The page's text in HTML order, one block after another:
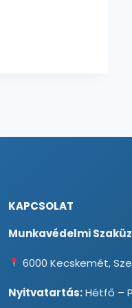
KAPCSOLAT
Munkavédelmi
6000 Kecskemét,
Nyitvatartás:Hétfő –